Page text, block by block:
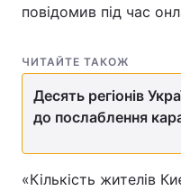
повідомив під час
ЧИТАЙТЕ ТАКОЖ
Десять регіонів
до послаблення
«Кількість жителів